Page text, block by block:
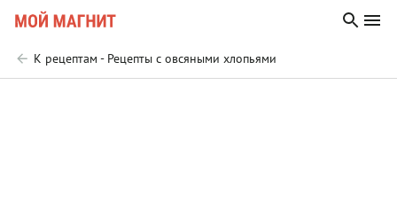
К рецептам - Рецепты с овсяными хлопьями